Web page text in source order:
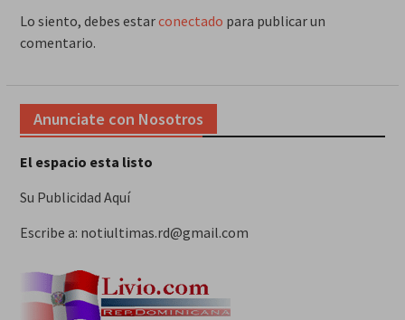
Lo siento, debes estarconectado para publicar un
comentario.
Anunciate con Nosotros
El espacio esta listo
Su Publicidad Aquí
Escribe a: notiultimas.rd@gmail.com